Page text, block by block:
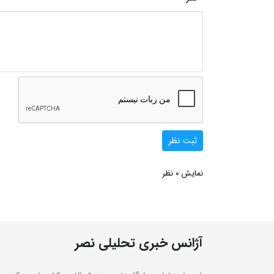
ثبت نظر
نمایش 0 نظر
آژانس خبری تحلیلی نصر